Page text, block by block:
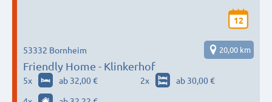
12
Friendly Home - Klinkerhof
53332 Bornheim 20,00 km
5x ab 32,00 € 2x
ab 30,00 €